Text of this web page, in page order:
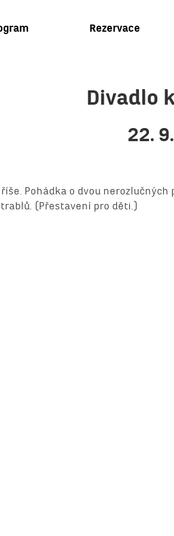
Rezervace
Divadlo
22.
Pohádka o dvou
(Přestavení pro děti.)